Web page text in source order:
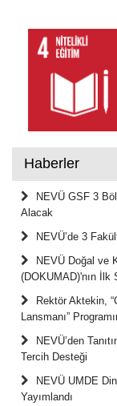
Haberler
NEVÜ GSF 3
Alacak
NEVÜ’de 3
NEVÜ Doğal ve
(DOKUMAD)'nın İlk
Rektör Aktekin,
Lansmanı”
NEVÜ’den
Tercih Desteği
NEVÜ UMDE
Yayımlandı